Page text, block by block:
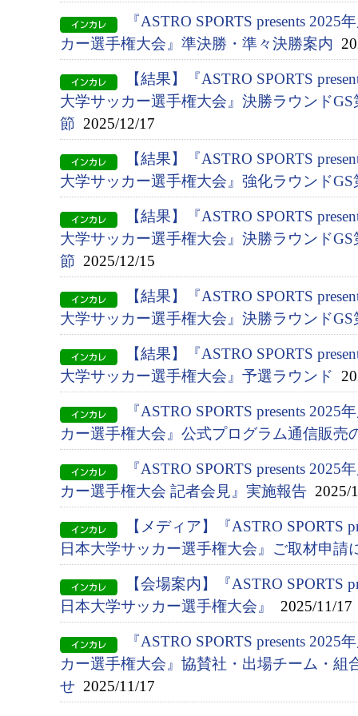
『ASTRO SPORTS presents
カー選手権大会』準決勝・準々決勝案内
【結果】『ASTRO SPORTS
大学サッカー選手権大会』決勝ラウンド
節 2025/12/17
【結果】『ASTRO SPORTS
大学サッカー選手権大会』強化ラウンドGS
【結果】『ASTRO SPORTS
大学サッカー選手権大会』決勝ラウンド
節 2025/12/15
【結果】『ASTRO SPORTS
大学サッカー選手権大会』決勝ラウンドGS
【結果】『ASTRO SPORTS
大学サッカー選手権大会』予選ラウンド
『ASTRO SPORTS presents
カー選手権大会』公式プログラム通信販売
『ASTRO SPORTS presents
カー選手権大会 記者会見』実施報告 2025/
【メディア】『ASTRO SPORTS
日本大学サッカー選手権大会』ご取材申請
【会場案内】『ASTRO SPORTS
日本大学サッカー選手権大会』
2025/11/17
『ASTRO SPORTS presents
カー選手権大会』協賛社・出場チーム・組
せ 2025/11/17